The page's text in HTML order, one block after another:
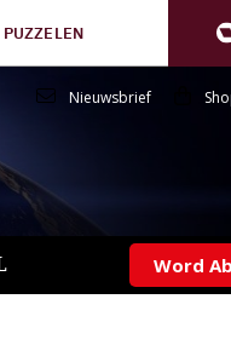
PUZZELEN
Nieuwsbrief
Word